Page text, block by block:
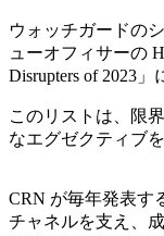
ウォッチガードの
ューオフィサーの
Disrupters of 2023」
このリストは、限
なエグゼクティブ
CRN が毎年発表す
チャネルを支え、